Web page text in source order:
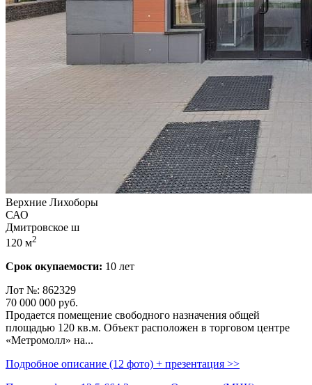
Верхние Лихоборы
САО
Дмитровское ш
120 м2
Срок окупаемости: 10 лет
Лот №: 862329
70 000 000 руб.
Продается помещение свободного назначения общей
площадью 120 кв.м. Объект расположен в торговом центре
«Метромолл» на...
Подробное описание (12 фото) + презентация >>